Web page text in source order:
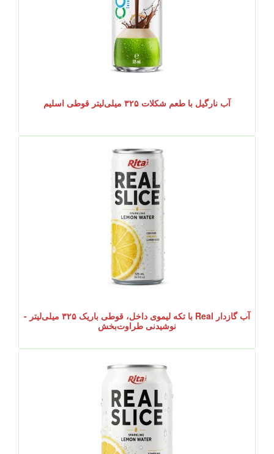
آب نارگیل با طعم شکلات ۳۲۵ میلی‌لیتر قوطی اسلیم
آب گازدار Real با تکه لیموی داخل، قوطی باریک ۳۲۵ میلی‌لیتر -
نوشیدنی طراوت‌بخش